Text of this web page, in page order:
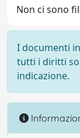
Non ci sono
I documenti
tutti i diritti
indicazione.